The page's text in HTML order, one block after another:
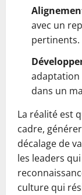
avec un
pertinents.
dans un
La réalité est
cadre,
décalage de
les leaders
culture qui